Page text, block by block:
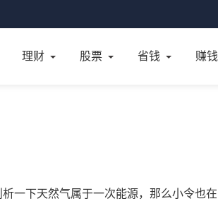
理财 股票 省钱 赚钱
一下天然气属于一次能源，那么小令也在